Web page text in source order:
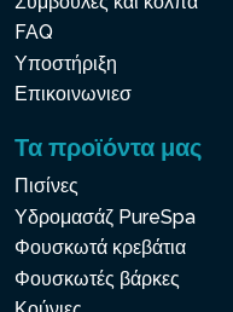
FAQ
Υποστήριξη
Επικοινωνιεσ
Τα προϊόντα μας
Πισίνες
Υδρομασάζ PureSpa
Φουσκωτά κρεβάτια
Φουσκωτές βάρκες